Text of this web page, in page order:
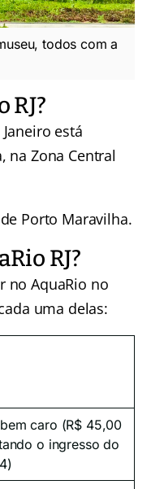
todos com a
RJ?
está
na Zona Central
Porto Maravilha.
RJ?
no AquaRio no
uma delas:
caro (R$ 45,00
o ingresso do